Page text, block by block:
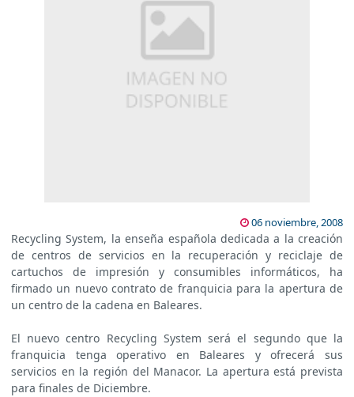
06 noviembre, 2008
Recycling System, la enseña española dedicada a la creación
de centros de servicios en la recuperación y reciclaje de
cartuchos de impresión y consumibles informáticos, ha
firmado un nuevo contrato de franquicia para la apertura de
un centro de la cadena en Baleares.
El nuevo centro Recycling System será el segundo que la
franquicia tenga operativo en Baleares y ofrecerá sus
servicios en la región del Manacor. La apertura está prevista
para finales de Diciembre.